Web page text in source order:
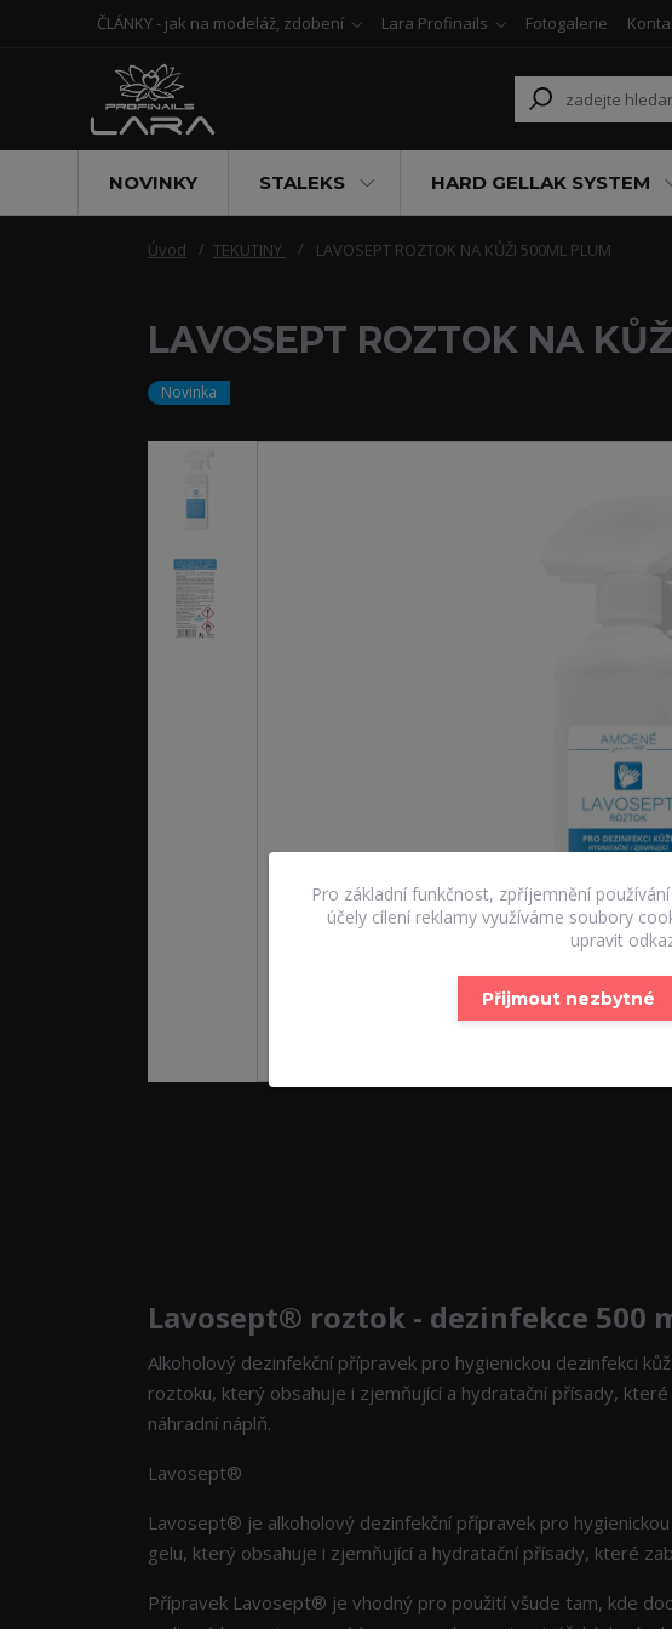
ČLÁNKY - jak na modeláž, zdobení Lara Profinails Fotogalerie
NOVINKY STALEKS HARD GELLAK SYSTEM
Úvod TEKUTINY LAVOSEPT ROZTOK NA KŮŽI 500ML PLUM
LAVOSEPT ROZTOK NA
Novinka
Lavosept® roztok - dezinfekce 500
Alkoholový dezinfekční přípravek pro hygienickou dezinfekci
roztoku, který obsahuje i zjemňující a hydratační přísady,
náhradní náplň.
Lavosept®
Lavosept® je alkoholový dezinfekční přípravek pro
gelu, který obsahuje i zjemňující a hydratační přísady, které
Přípravek Lavosept® je vhodný pro použití všude tam, kde
Pro základní funkčnost, zpříjemnění
účely cílení reklamy využíváme soubory
upravit
Přijmout nezbytné